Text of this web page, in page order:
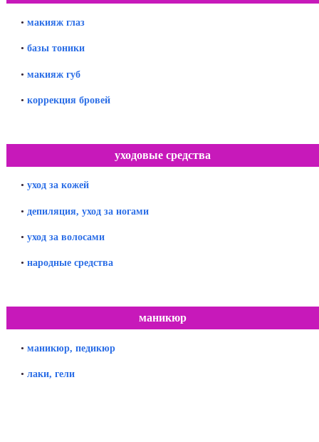
• макияж глаз
• базы тоники
• макияж губ
• коррекция бровей
уходовые средства
• уход за кожей
• депиляция, уход за ногами
• уход за волосами
• народные средства
маникюр
• маникюр, педикюр
• лаки, гели